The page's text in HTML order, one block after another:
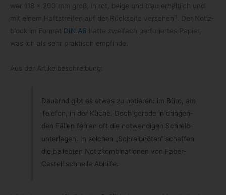
war 118 × 200 mm groß, in rot, beige und blau erhält­lich und
mit einem Haft­strei­fen auf der Rück­seite ver­se­hen 1
. Der Notiz­
block im For­mat DIN A6 hatte zwei­fach per­fo­rier­tes Papier,
was ich als sehr prak­tisch empfinde.
Aus der Artikelbeschreibung:
Dau­ernd gibt es etwas zu notie­ren: im Büro, am
Tele­fon, in der Küche. Doch gerade in drin­gen­
den Fäl­len feh­len oft die not­wen­di­gen Schreib­
un­ter­la­gen. In sol­chen „Schreib­nö­ten“ schaf­fen
die belieb­ten Notiz­kom­bi­na­tio­nen von Faber-​
Castell schnelle Abhilfe.